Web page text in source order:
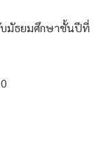
บมัธยมศึกษาชั้นปีที่